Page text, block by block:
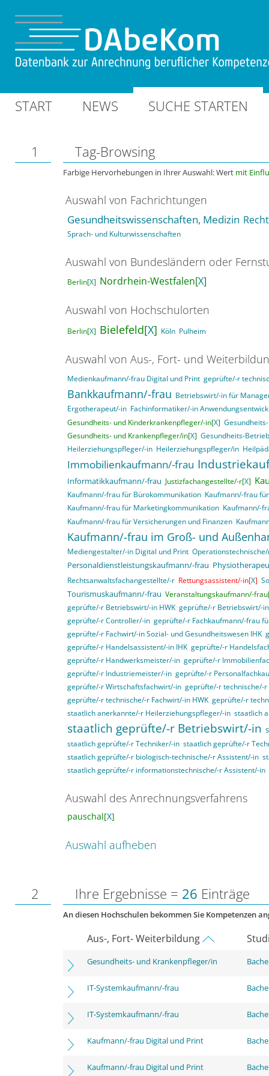
START NEWS SUCHE STARTEN
1 Tag-Browsing
Farbige Hervorhebungen in Ihrer Auswahl: Wert mit
Auswahl von Fachrichtungen
Gesundheitswissenschaften, Medizin
Sprach- und Kulturwissenschaften
Auswahl von Bundesländern oder
Berlin[X] Nordrhein-Westfalen[X]
Auswahl von Hochschulorten
Berlin[X] Bielefeld[X] Köln Pulheim
Auswahl von Aus-, Fort- und
Medienkaufmann/-frau Digital und Print geprüfte/-r
Bankkaufmann/-frau Betriebswirt/-in für
Ergotherapeut/-in Fachinformatiker/-in
Gesundheits- und Kinderkrankenpfleger/-in[X]
Gesundheits- und Krankenpfleger/in[X] Gesundheits-
Heilerziehungspfleger/-in Heilerziehungspfleger/in
Immobilienkaufmann/-frau
Informatikkaufmann/-frau Justizfachangestellte/-r[X]
Kaufmann/-frau für Bürokommunikation Kaufmann/-frau
Kaufmann/-frau für Marketingkommunikation Kaufmann/-
Kaufmann/-frau für Versicherungen und Finanzen
Kaufmann/-frau im Groß- und
Mediengestalter/-in Digital und Print
Personaldienstleistungskaufmann/-frau
Rechtsanwaltsfachangestellte/-r Rettungsassistent/-in[X]
Tourismuskaufmann/-frau Veranstaltungskaufmann/-
geprüfte/-r Betriebswirt/-in HWK geprüfte/-r Betriebswirt/-
geprüfte/-r Controller/-in geprüfte/-r Fachkaufmann/-frau
geprüfte/-r Fachwirt/-in Sozial- und Gesundheitswesen IHK
geprüfte/-r Handelsassistent/-in IHK geprüfte/-r
geprüfte/-r Handwerksmeister/-in geprüfte/-r
geprüfte/-r Industriemeister/-in geprüfte/-r
geprüfte/-r Wirtschaftsfachwirt/-in geprüfte/-r technische/-
geprüfte/-r technische/-r Fachwirt/-in HWK geprüfte/-r
staatlich anerkannte/-r Heilerziehungspfleger/-in staatlich
staatlich geprüfte/-r Betriebswirt/-in
staatlich geprüfte/-r Techniker/-in staatlich geprüfte/-r
staatlich geprüfte/-r biologisch-technische/-r Assistent/-in
staatlich geprüfte/-r informationstechnische/-r Assistent/-in
Auswahl des Anrechnungsverfahrens
pauschal[X]
Auswahl aufheben
2 Ihre Ergebnisse = 26 Einträge
An diesen Hochschulen bekommen Sie Kompetenzen
Aus-, Fort- Weiterbildung
Gesundheits- und Krankenpfleger/in
IT-Systemkaufmann/-frau
IT-Systemkaufmann/-frau
Kaufmann/-frau Digital und Print
Kaufmann/-frau Digital und Print